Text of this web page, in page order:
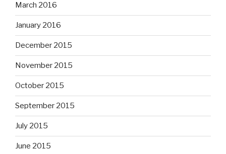
March 2016
January 2016
December 2015
November 2015
October 2015
September 2015
July 2015
June 2015